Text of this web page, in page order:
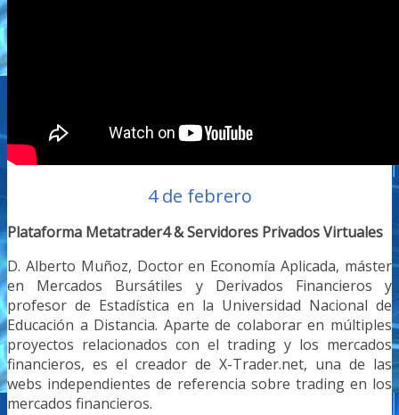
4 de febrero
Plataforma Metatrader4 & Servidores Privados Virtuales
D. Alberto Muñoz, Doctor en Economía Aplicada, máster
en Mercados Bursátiles y Derivados Financieros y
profesor de Estadística en la Universidad Nacional de
Educación a Distancia. Aparte de colaborar en múltiples
proyectos relacionados con el trading y los mercados
financieros, es el creador de X-Trader.net, una de las
webs independientes de referencia sobre trading en los
mercados financieros.